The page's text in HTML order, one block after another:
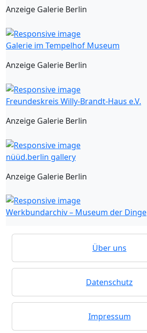
Anzeige Galerie Berlin
Galerie im Tempelhof Museum
Anzeige Galerie Berlin
Freundeskreis Willy-Brandt-Haus e.V.
Anzeige Galerie Berlin
nüüd.berlin gallery
Anzeige Galerie Berlin
Werkbundarchiv – Museum der Dinge
Über uns
Datenschutz
Impressum